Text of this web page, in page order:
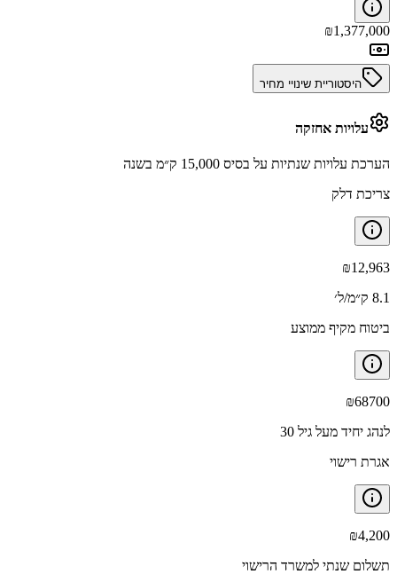
₪1,377,000
היסטוריית שינויי מחיר
עלויות אחזקה
הערכת עלויות שנתיות על בסיס 15,000 ק״מ בשנה
צריכת דלק
₪12,963
8.1 ק״מ/ל׳
ביטוח מקיף ממוצע
₪68700
לנהג יחיד מעל גיל 30
אגרת רישוי
₪4,200
תשלום שנתי למשרד הרישוי